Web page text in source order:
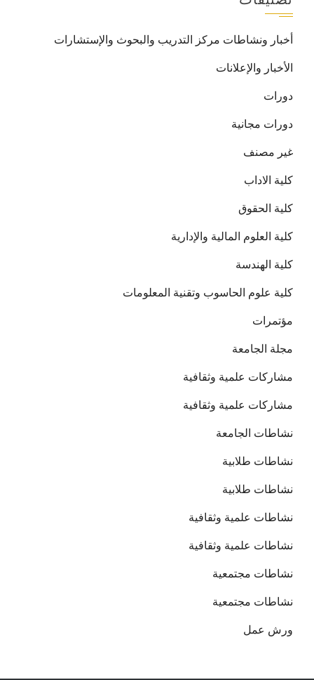
أخبار ونشاطات مركز التدريب والبحوث والإستشارات
الأخبار والإعلانات
دورات
دورات مجانية
غير مصنف
كلية الاداب
كلية الحقوق
كلية العلوم المالية والإدارية
كلية الهندسة
كلية علوم الحاسوب وتقنية المعلومات
مؤتمرات
مجلة الجامعة
مشاركات علمية وثقافية
مشاركات علمية وثقافية
نشاطات الجامعة
نشاطات طلابية
نشاطات طلابية
نشاطات علمية وثقافية
نشاطات علمية وثقافية
نشاطات مجتمعية
نشاطات مجتمعية
ورش عمل